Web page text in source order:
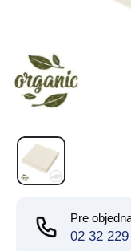
Pre
02 32